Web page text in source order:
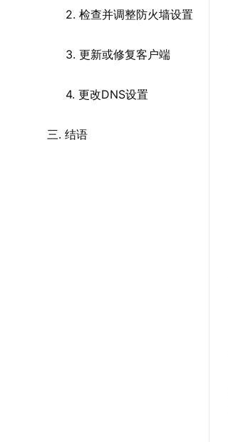
2. 检查并调整防火墙设置
3. 更新或修复客户端
4. 更改DNS设置
三. 结语